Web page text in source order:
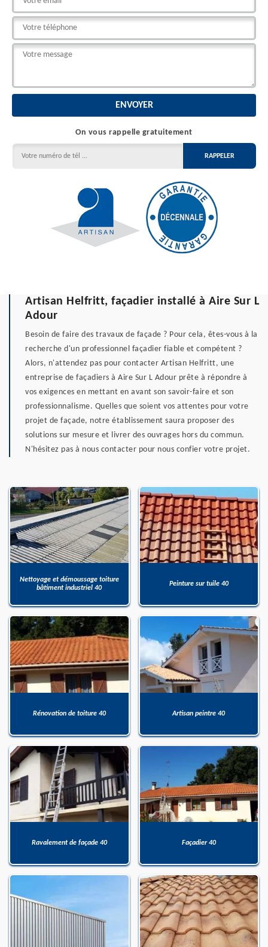
On vous rappelle gratuitement
Artisan Helfritt, façadier installé à Aire Sur L
Adour
Besoin de faire des travaux de façade ? Pour cela, êtes-vous à la
recherche d'un professionnel façadier fiable et compétent ?
Alors, n'attendez pas pour contacter Artisan Helfritt, une
entreprise de façadiers à Aire Sur L Adour prête à répondre à
vos exigences en mettant en avant son savoir-faire et son
professionnalisme. Quelles que soient vos attentes pour votre
projet de façade, notre établissement saura proposer des
solutions sur mesure et livrer des ouvrages hors du commun.
N'hésitez pas à nous contacter pour nous confier votre projet.
Nettoyage et démoussage toiture
bâtiment industriel 40
Peinture sur tuile 40
Rénovation de toiture 40 Artisan peintre 40
Ravalement de façade 40 Façadier 40